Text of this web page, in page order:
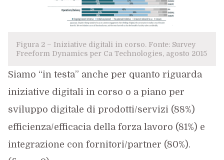
Figura 2 – Iniziative digitali in corso. Fonte: Survey
Freeform Dynamics per Ca Technologies, agosto 2015
Siamo “in testa” anche per quanto riguarda
iniziative digitali in corso o a piano per
sviluppo digitale di prodotti/servizi (88%)
efficienza/efficacia della forza lavoro (81%) e
integrazione con fornitori/partner (80%).